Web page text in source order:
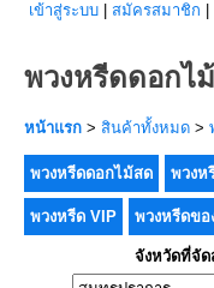
เข้าสู่ระบบ สมัครสมาชิก
พวงหรีดดอกไ
หน้าแรก > สินค้าทั้งหมด >
พวงหรีดดอกไม้สด พวงห
พวงหรีด VIP พวงหรีดขอ
จังหวัดที่จัด